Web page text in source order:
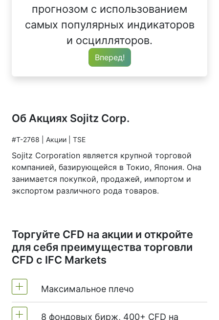
прогнозом с использованием
самых популярных индикаторов
и осцилляторов.
Вперед!
Об Акциях Sojitz Corp.
#T-2768 | Акции | TSE
Sojitz Corporation является крупной торговой
компанией, базирующейся в Токио, Япония. Она
занимается покупкой, продажей, импортом и
экспортом различного рода товаров.
Торгуйте CFD на акции и откройте
для себя преимущества торговли
CFD с IFC Markets
Максимальное плечо
8 фондовых бирж, 400+ CFD на